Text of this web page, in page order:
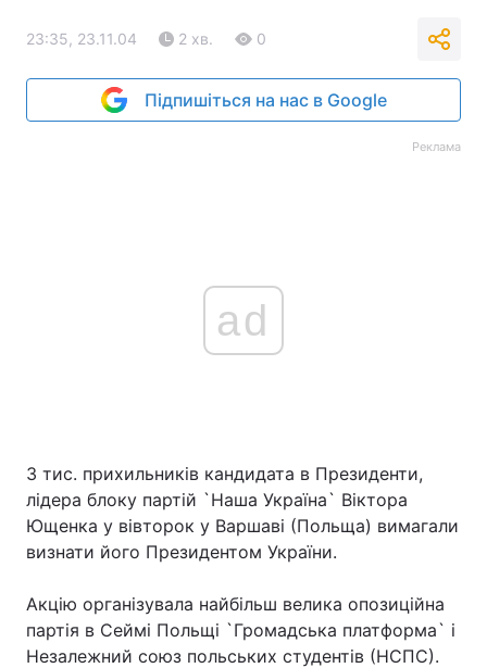
23:35, 23.11.04 2 хв. 0
Підпишіться на нас в Google
Реклама
ad
3 тис. прихильників кандидата в Президенти,
лідера блоку партій `Наша Україна` Віктора
Ющенка у вівторок у Варшаві (Польща) вимагали
визнати його Президентом України.
Акцію організувала найбільш велика опозиційна
партія в Сеймі Польщі `Громадська платформа` і
Незалежний союз польських студентів (НСПС).